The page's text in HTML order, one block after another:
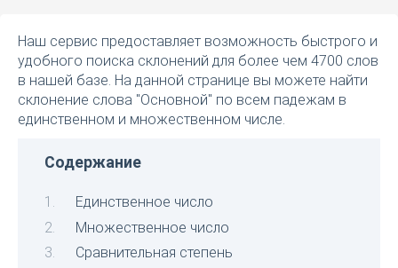
Наш сервис предоставляет возможность быстрого и
удобного поиска склонений для более чем 4700 слов
в нашей базе. На данной странице вы можете найти
склонение слова "Основной" по всем падежам в
единственном и множественном числе.
Содержание
Единственное число
Множественное число
Сравнительная степень